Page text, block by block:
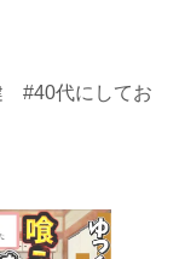
代にしてお